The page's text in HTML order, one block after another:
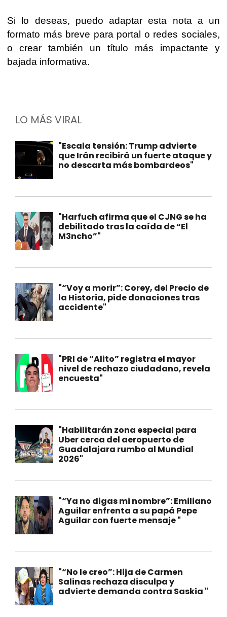
Si lo deseas, puedo adaptar esta nota a un
formato más breve para portal o redes sociales,
o crear también un título más impactante y
bajada informativa.
LO MÁS VIRAL
"Escala tensión: Trump advierte
que Irán recibirá un fuerte ataque y
no descarta más bombardeos"
"Harfuch afirma que el CJNG se ha
debilitado tras la caída de “El
M3ncho”"
"“Voy a morir”: Corey, del Precio de
la Historia, pide donaciones tras
accidente"
"PRI de “Alito” registra el mayor
nivel de rechazo ciudadano, revela
encuesta"
"Habilitarán zona especial para
Uber cerca del aeropuerto de
Guadalajara rumbo al Mundial
2026"
"“Ya no digas mi nombre”: Emiliano
Aguilar enfrenta a su papá Pepe
Aguilar con fuerte mensaje "
"“No le creo”: Hija de Carmen
Salinas rechaza disculpa y
advierte demanda contra Saskia "